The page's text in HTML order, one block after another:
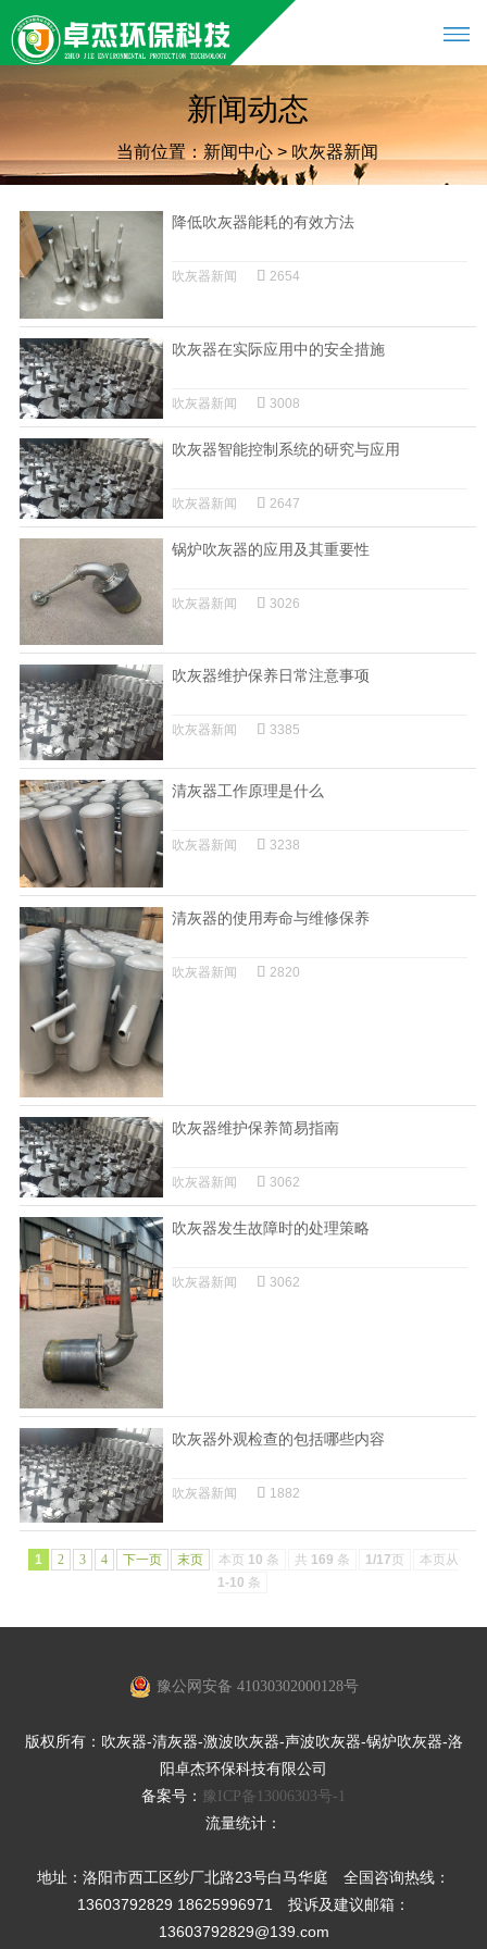
新闻动态
当前位置：新闻中心 > 吹灰器新闻
降低吹灰器能耗的有效方法
吹灰器新闻 2654
吹灰器在实际应用中的安全措施
吹灰器新闻 3008
吹灰器智能控制系统的研究与应用
吹灰器新闻 2647
锅炉吹灰器的应用及其重要性
吹灰器新闻 3026
吹灰器维护保养日常注意事项
吹灰器新闻 3385
清灰器工作原理是什么
吹灰器新闻 3238
清灰器的使用寿命与维修保养
吹灰器新闻 2820
吹灰器维护保养简易指南
吹灰器新闻 3062
吹灰器发生故障时的处理策略
吹灰器新闻 3062
吹灰器外观检查的包括哪些内容
吹灰器新闻 1882
1 2 3 4 下一页 末页 本页 10 条 共 169 条 1/17页
本页从
1-10 条
豫公网安备 41030302000128号
版权所有：吹灰器-清灰器-激波吹灰器-声波吹灰器-锅炉吹灰器-洛
阳卓杰环保科技有限公司
备案号： 豫ICP备13006303号-1
流量统计：
地址：洛阳市西工区纱厂北路23号白马华庭 全国咨询热线：
13603792829 18625996971 投诉及建议邮箱：
13603792829@139.com